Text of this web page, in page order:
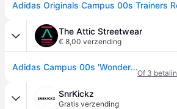
The Attic Streetwear
€ 8,00 verzending
Adidas Campus 00s 'Wonder White'
Of 3
SnrKickz
Gratis verzending